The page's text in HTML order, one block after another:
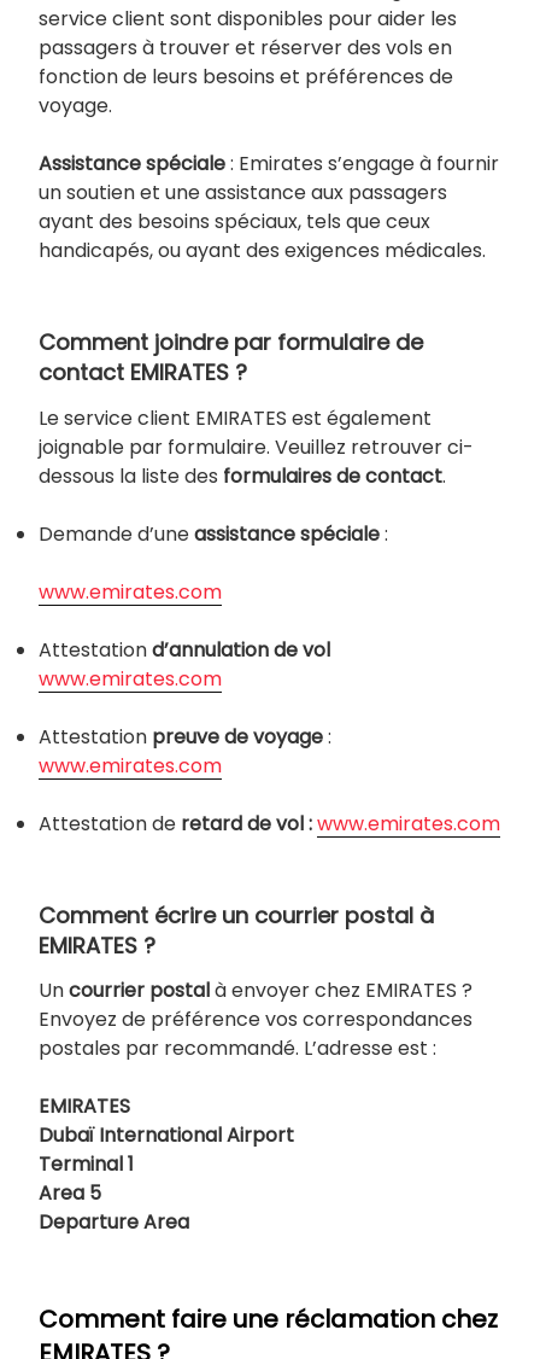
service client sont disponibles pour aider les
passagers à trouver et réserver des vols en
fonction de leurs besoins et préférences de
voyage.
Assistance spéciale: Emirates s’engage à fournir
un soutien et une assistance aux passagers
ayant des besoins spéciaux, tels que ceux
handicapés, ou ayant des exigences médicales.
Comment joindre par formulaire de
contact EMIRATES ?
Le service client EMIRATES est également
joignable par formulaire. Veuillez retrouver ci-
dessous la liste des formulaires de contact.
Demande d’uneassistance spéciale:
www.emirates.com
Attestationd’annulation de vol
www.emirates.com
Attestation preuve de voyage:
www.emirates.com
Attestation de retard de vol :www.emirates.com
Comment écrire un courrier postal à
EMIRATES ?
Uncourrier postalà envoyer chez EMIRATES ?
Envoyez de préférence vos correspondances
postales par recommandé. L’adresse est :
EMIRATES
Dubaï International Airport
Terminal 1
Area 5
Departure Area
Comment faire une réclamation chez